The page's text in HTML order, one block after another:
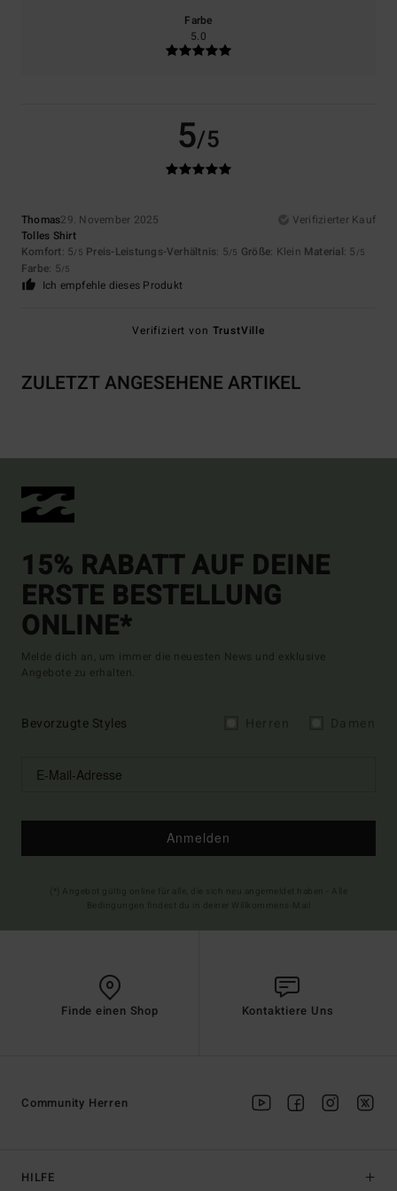
Farbe
5.0
5/5
Thomas29. November 2025
Verifizierter Kauf
Tolles Shirt
Komfort: 5/5 Preis-Leistungs-Verhältnis: 5/5 Größe: Klein Material: 5 /5
Farbe: 5/5
Ich empfehle dieses Produkt
Verifiziert von TrustVille
ZULETZT ANGESEHENE ARTIKEL
15% RABATT AUF DEINE
ERSTE BESTELLUNG
ONLINE*
Melde dich an, um immer die neuesten News und exklusive
Angebote zu erhalten.
Bevorzugte Styles
Anmelden
Finde einen Shop Kontaktiere Uns
HILFE
Community Herren